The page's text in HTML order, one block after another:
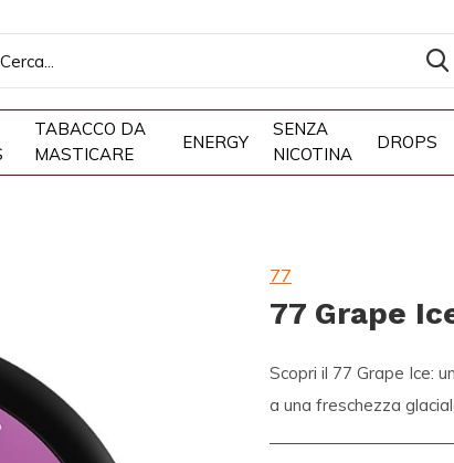
TABACCO DA
MASTICARE
ENERGY
SENZA
NICOTINA
DROPS
77
77 Grape
Scopri il 77 Grape Ice:
a una freschezza